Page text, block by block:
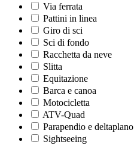
Via ferrata
Pattini in linea
Giro di sci
Sci di fondo
Racchetta da neve
Slitta
Equitazione
Barca e canoa
Motocicletta
ATV-Quad
Parapendio e deltaplano
Sightseeing